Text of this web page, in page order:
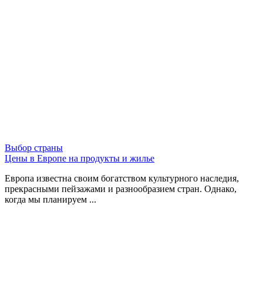
Выбор страны
Цены в Европе на продукты и жилье
Европа известна своим богатством культурного наследия,
прекрасными пейзажами и разнообразием стран. Однако,
когда мы планируем ...